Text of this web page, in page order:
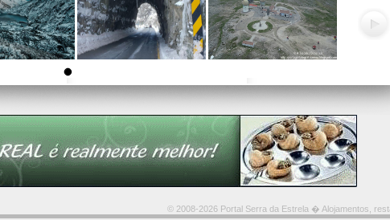
© 2008-2026 Portal Serra da Estrela � Alojamentos,